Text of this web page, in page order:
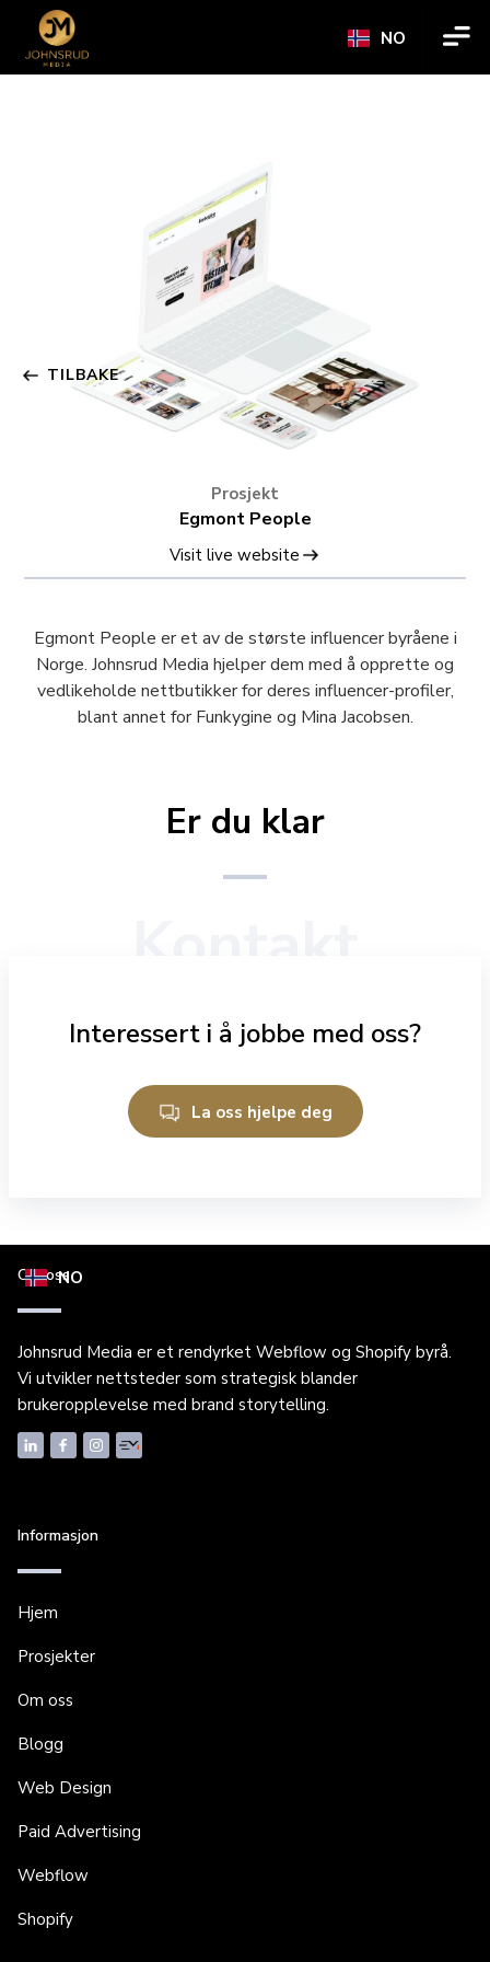
NO
TILBAKE
Prosjekt
Egmont People
Visit live website
Egmont People er et av de største influencer byråene i
Norge. Johnsrud Media hjelper dem med å opprette og
vedlikeholde nettbutikker for deres influencer-profiler,
blant annet for Funkygine og Mina Jacobsen.
Er du klar
Interessert i å jobbe med oss?
La oss hjelpe deg
Om oss
Johnsrud Media er et rendyrket Webflow og Shopify byrå.
Vi utvikler nettsteder som strategisk blander
brukeropplevelse med brand storytelling.
Informasjon
Hjem
Prosjekter
Om oss
Blogg
Web Design
Paid Advertising
Webflow
Shopify
NO